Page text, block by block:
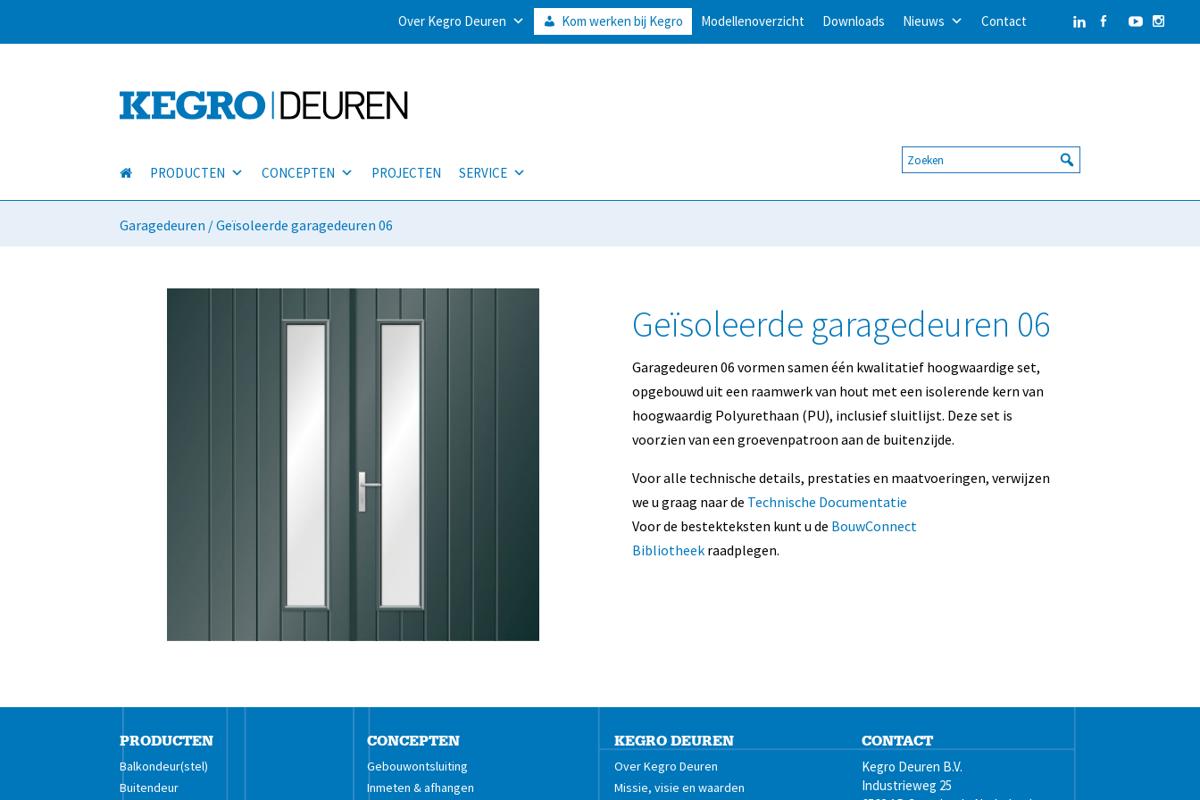
Over Kegro Deuren Kom werken bij Kegro Modellenoverzicht Downloads Nieuws Contact
PRODUCTEN CONCEPTEN PROJECTEN SERVICE
Garagedeuren / Geïsoleerde garagedeuren 06
Geïsoleerde garagedeuren 06
Garagedeuren 06 vormen samen één kwalitatief hoogwaardige set,
opgebouwd uit een raamwerk van hout met een isolerende kern van
hoogwaardig Polyurethaan (PU), inclusief sluitlijst. Deze set is
voorzien van een groevenpatroon aan de buitenzijde.
Voor alle technische details, prestaties en maatvoeringen, verwijzen
we u graag naar de Technische Documentatie
Voor de bestekteksten kunt u de BouwConnect
Bibliotheek raadplegen.
PRODUCTEN
Balkondeur(stel)
Buitendeur
CONCEPTEN
Gebouwontsluiting
Inmeten & afhangen
KEGRO DEUREN
Over Kegro Deuren
Missie, visie en waarden
CONTACT
Kegro Deuren B.V.
Industrieweg 25